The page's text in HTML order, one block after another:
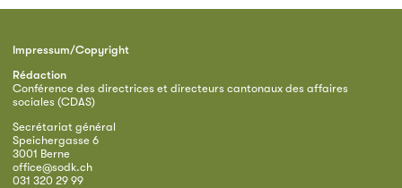
Impressum/Copyright
Rédaction
Conférence des directrices et directeurs cantonaux des affaires
sociales (CDAS)
Secrétariat général
Speichergasse 6
3001 Berne
office@sodk.ch
031 320 29 99